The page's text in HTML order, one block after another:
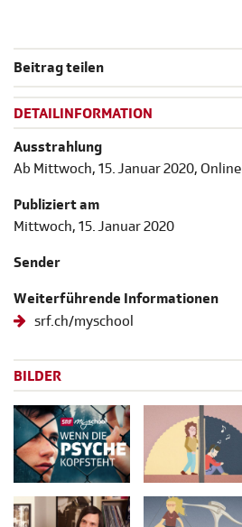
Beitrag teilen
DETAILINFORMATION
Ausstrahlung
Ab Mittwoch, 15. Januar 2020, Online
Publiziert am
Mittwoch, 15. Januar 2020
Sender
Weiterführende Informationen
srf.ch/myschool
BILDER